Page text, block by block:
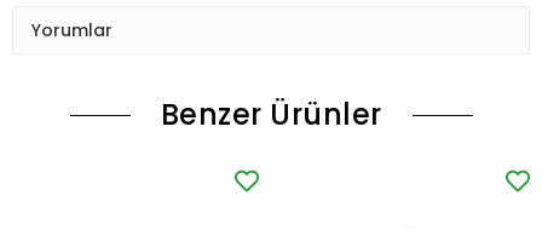
Yorumlar
Benzer Ürünler